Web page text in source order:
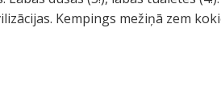
Kempings mežiņā zem